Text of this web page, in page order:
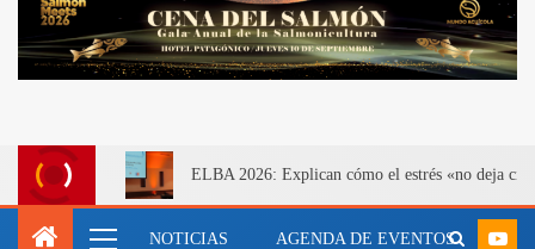
ELBA 2026: Explican cómo el estrés «no deja
NOTICIAS AGENDA DE EVENTOS